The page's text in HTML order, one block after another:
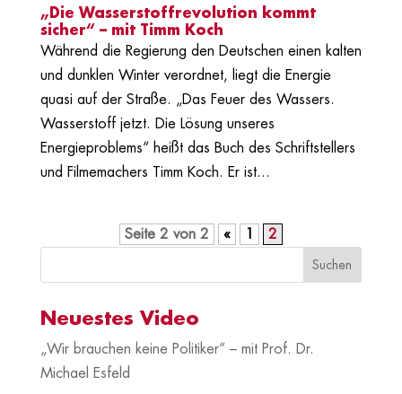
„Die Wasserstoffrevolution kommt
sicher“ – mit Timm Koch
Während die Regierung den Deutschen einen kalten
und dunklen Winter verordnet, liegt die Energie
quasi auf der Straße. „Das Feuer des Wassers.
Wasserstoff jetzt. Die Lösung unseres
Energieproblems“ heißt das Buch des Schriftstellers
und Filmemachers Timm Koch. Er ist...
Seite 2 von 2 « 1 2
Neuestes Video
„Wir brauchen keine Politiker“ – mit Prof. Dr.
Michael Esfeld